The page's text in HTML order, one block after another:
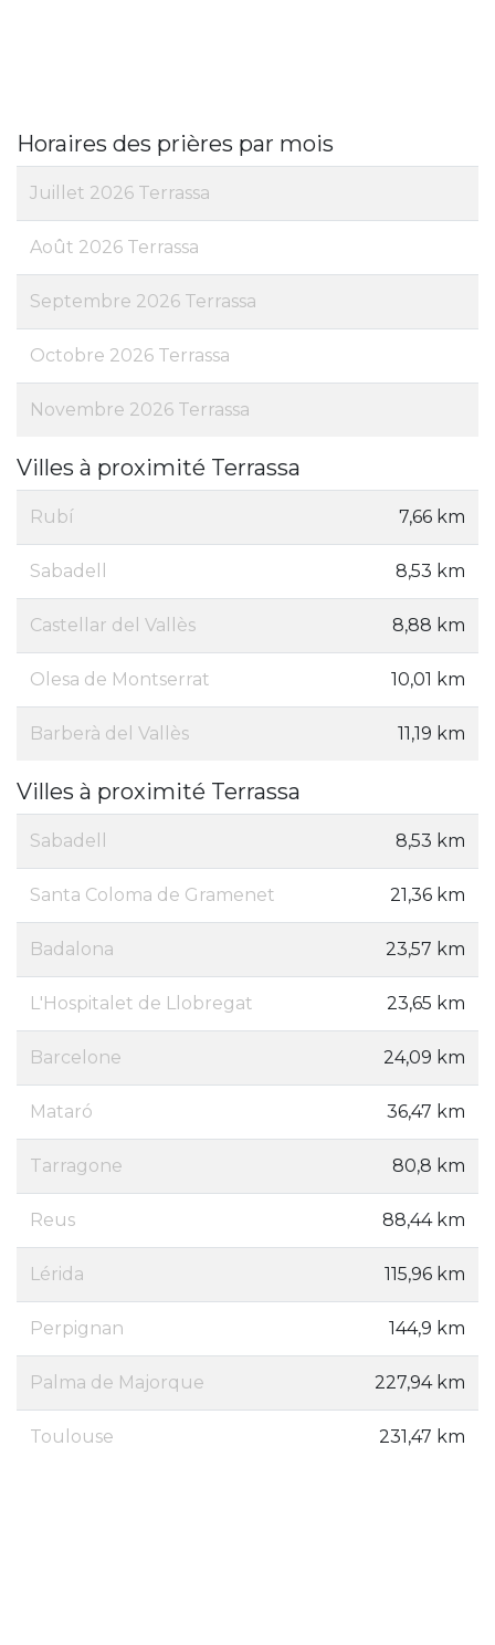
Horaires des prières par mois
Juillet 2026 Terrassa
Août 2026 Terrassa
Septembre 2026 Terrassa
Octobre 2026 Terrassa
Novembre 2026 Terrassa
Villes à proximité Terrassa
Rubí 7,66 km
Sabadell 8,53 km
Castellar del Vallès 8,88 km
Olesa de Montserrat 10,01 km
Barberà del Vallès 11,19 km
Villes à proximité Terrassa
Sabadell 8,53 km
Santa Coloma de Gramenet 21,36 km
Badalona 23,57 km
L'Hospitalet de Llobregat 23,65 km
Barcelone 24,09 km
Mataró 36,47 km
Tarragone 80,8 km
Reus 88,44 km
Lérida 115,96 km
Perpignan 144,9 km
Palma de Majorque 227,94 km
Toulouse 231,47 km